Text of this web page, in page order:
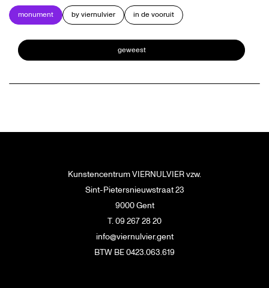
monument by viernulvier in de vooruit
geweest
Kunstencentrum VIERNULVIER vzw.
Sint-Pietersnieuwstraat 23
9000 Gent
T. 09 267 28 20
info@viernulvier.gent
BTW BE 0423.063.619